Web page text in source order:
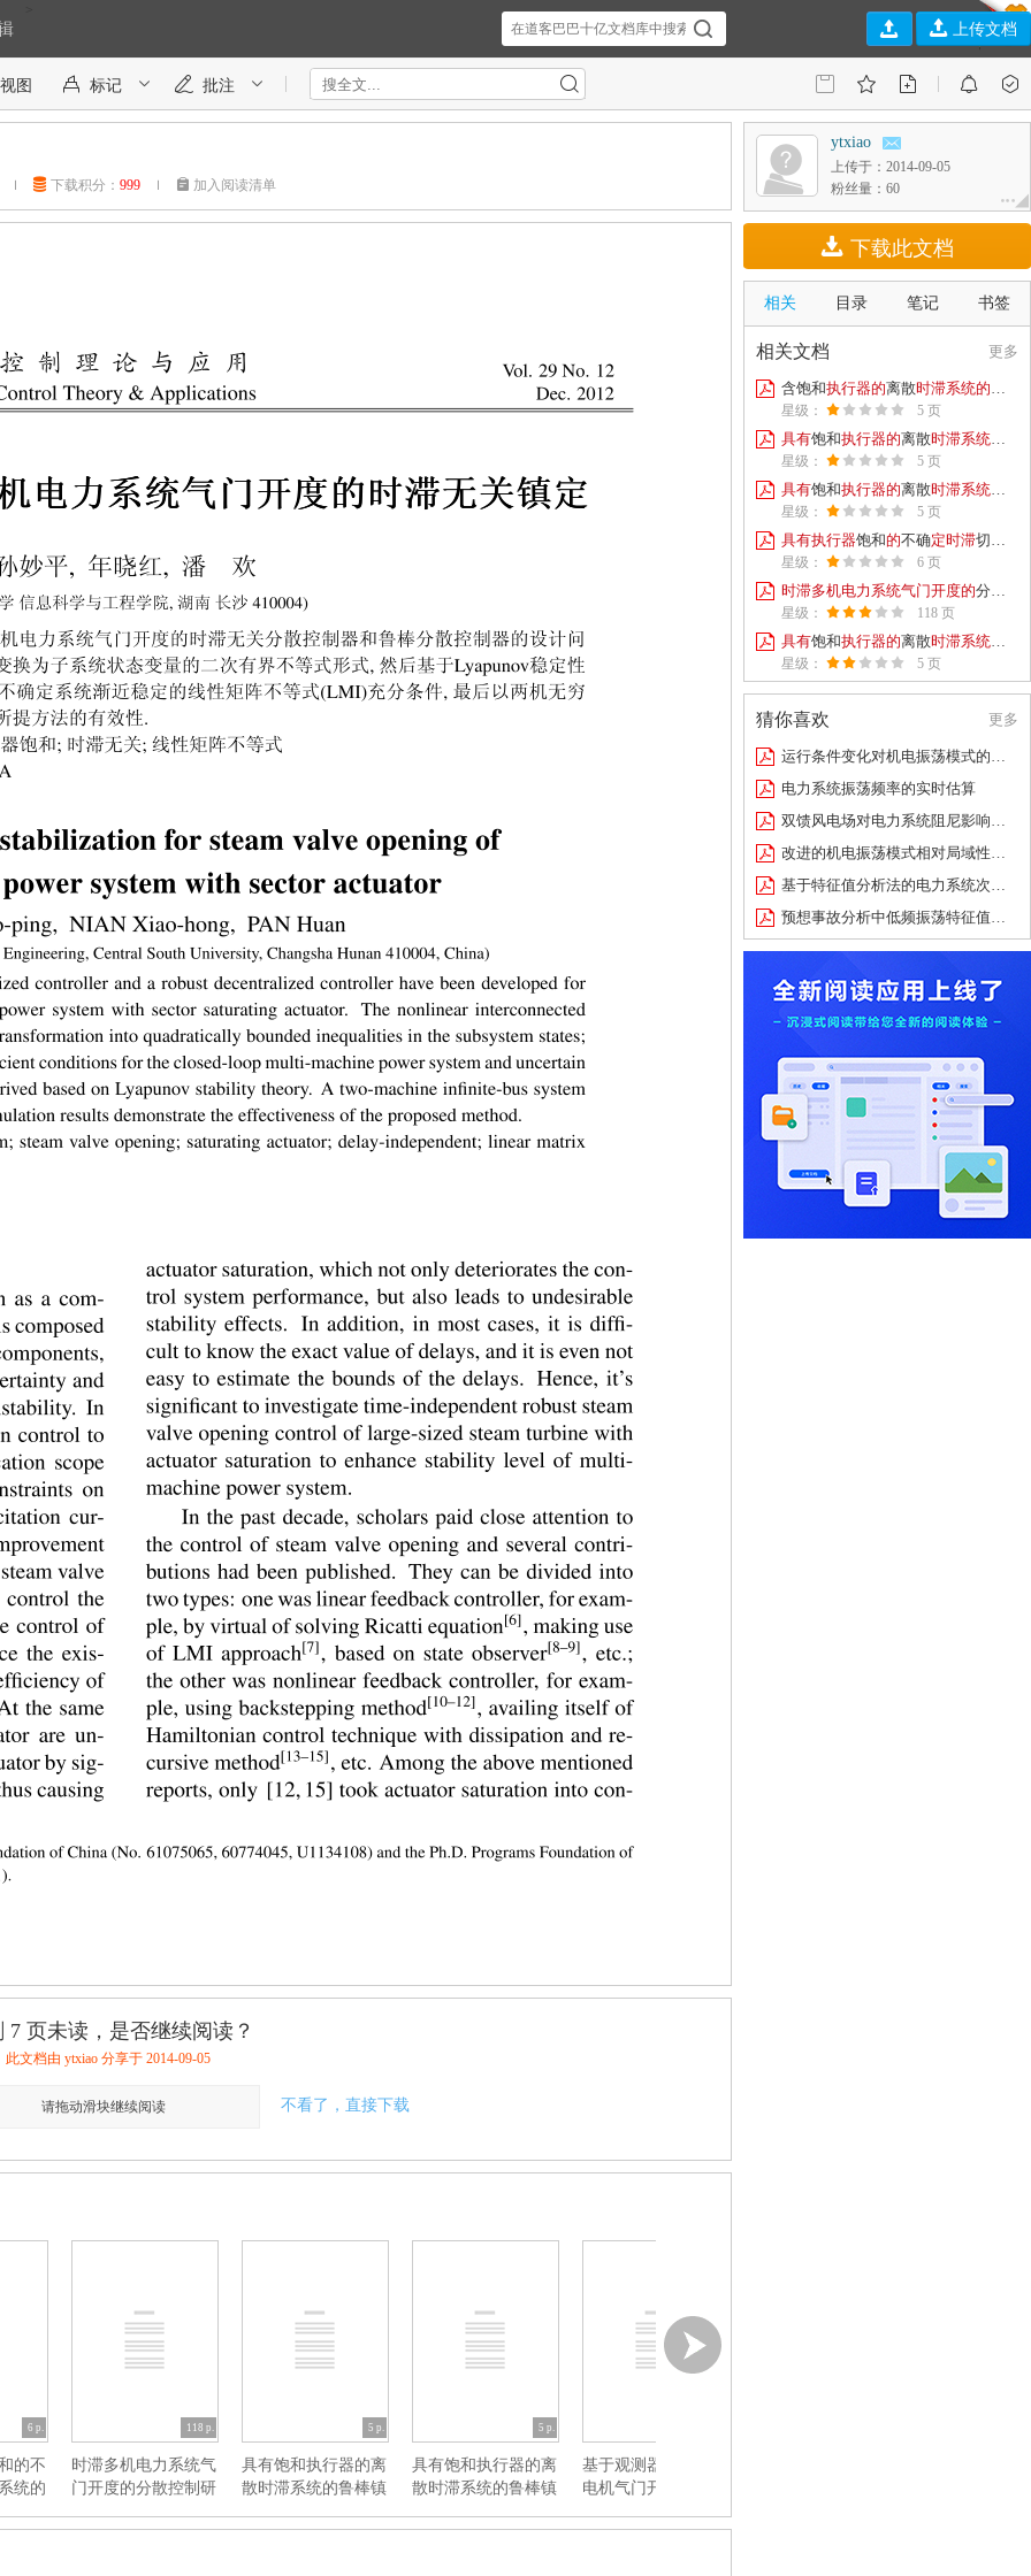
  上传文档
视图  标记   批注       
ytxiao 
上传于：2014-09-05
粉丝量：60

 下载此文档
相关 目录 笔记 书签
更多
相关文档
 含饱和执行器的离散时滞系统的镇
星级：     5 页
 具有饱和执行器的离散时滞系统的
星级：     5 页
 具有饱和执行器的离散时滞系统的
星级：     5 页
 具有执行器饱和的不确定时滞切换
星级：     6 页
 时滞多机电力 系统气门开度的分散控制研究
星级：   118 页
 具有饱和执行器的离散时滞系统的
星级：    5 页
更多
猜你喜欢
 运行条件变化对机电振荡模式的影响分析
 电力系统振荡频率的实时估算
 双馈风电场对电力系统阻尼影响的转矩分析
 改进的机电振荡模式相对局域性指标及其适应性
 基于特征值分析法的电力系统次同步振荡研究
 预想事故分析中低频振荡特征值的快速算法
  下载积分： 999   加入阅读清单
7 页未读，是否继续阅读？
此文档由 ytxiao 分享于 2014-09-05
请拖动滑块继续阅读 不看了，直接下载
6 p.
的不
统的
118 p.
时滞多机电力系统气
门开度的分散控制研
5 p.
具有饱和执行器的离
散时滞系统的鲁棒镇
5 p.
具有饱和执行器的离
散时滞系统的鲁棒镇
基于观测器的汽轮发
电机气门开度的时滞